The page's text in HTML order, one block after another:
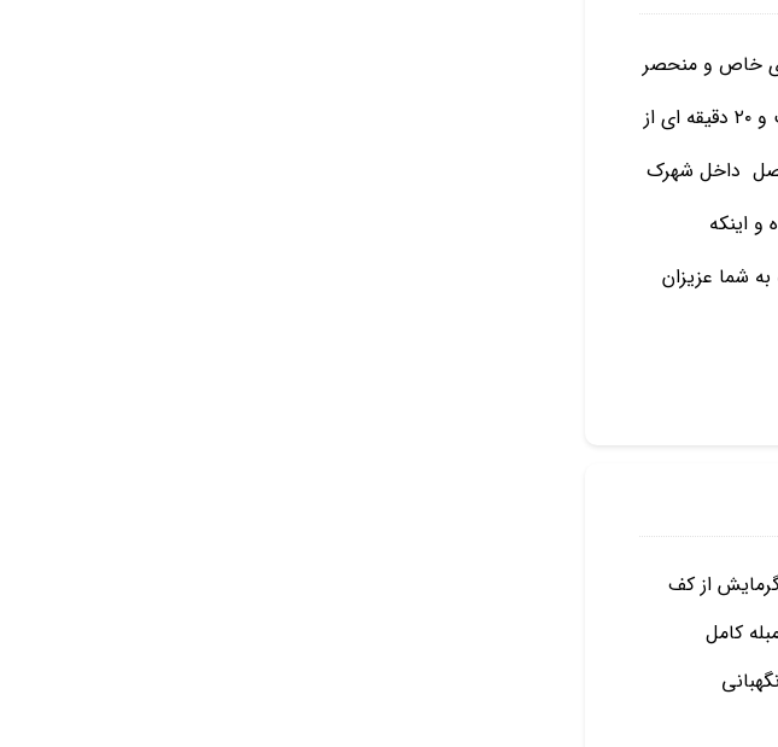
خاص و منحصر
بفرد هم از نظر طراحی و هم از نظر موقعیت در دهکده توریستی سعادت آباد در فاصله ۲ ساعت و ۲۰ دقیقه ای از
چهار فصل داخل شهرک
و اینکه
شما عزیزان
از کف
کامل
نگهبانی